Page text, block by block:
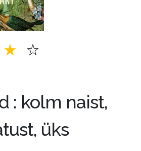
: kolm naist,
üks